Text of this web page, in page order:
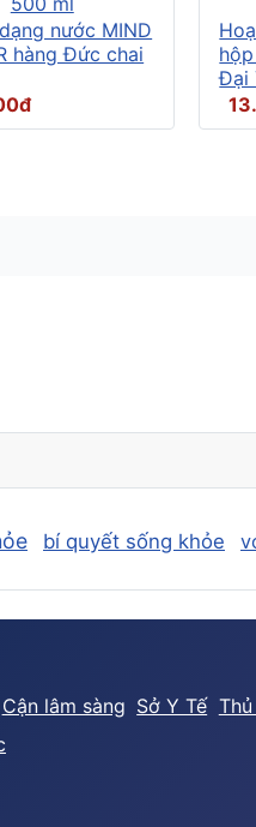
nước MIND
hàng Đức chai
Đại
bí quyết sống khỏe
Cận lâm sàng Sở Y Tế